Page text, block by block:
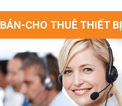
BÁN-CHO THUÊ THIẾT BỊ